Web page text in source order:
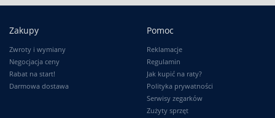
Zakupy
Zwroty i wymiany
Negocjacja ceny
Rabat na start!
Darmowa dostawa
Pomoc
Reklamacje
Regulamin
Jak kupić na raty?
Polityka prywatności
Serwisy zegarków
Zużyty sprzęt